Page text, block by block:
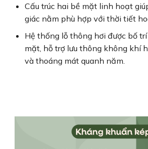
Cấu trúc hai bề mặt linh hoạt
giác nằm phù hợp với thời tiết
Hệ thống lỗ thông hơi được bố
mặt, hỗ trợ lưu thông không khí
và thoáng mát quanh năm.